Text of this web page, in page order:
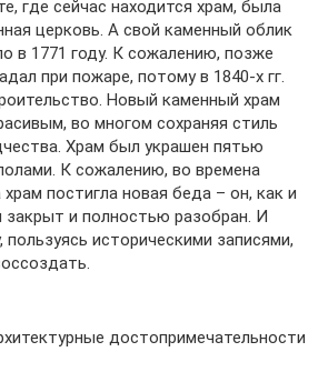
где сейчас находится храм, была
церковь. А свой каменный облик
в 1771 году. К сожалению, позже
при пожаре, потому в 1840-х гг.
Новый каменный храм
во многом сохраняя стиль
Храм был украшен пятью
К сожалению, во времена
постигла новая беда – он, как и
закрыт и полностью разобран. И
пользуясь историческими записями,
достопримечательности